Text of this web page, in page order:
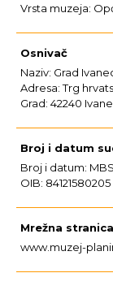
Vrsta muzeja:
Osnivač
Naziv: Grad
Adresa: Trg
Grad: 42240
Broj i datum
Broj i datum:
OIB: 84121580205
Mrežna stranica
www.muzej-